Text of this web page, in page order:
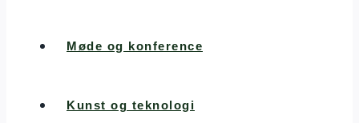
Møde og konference
Kunst og teknologi